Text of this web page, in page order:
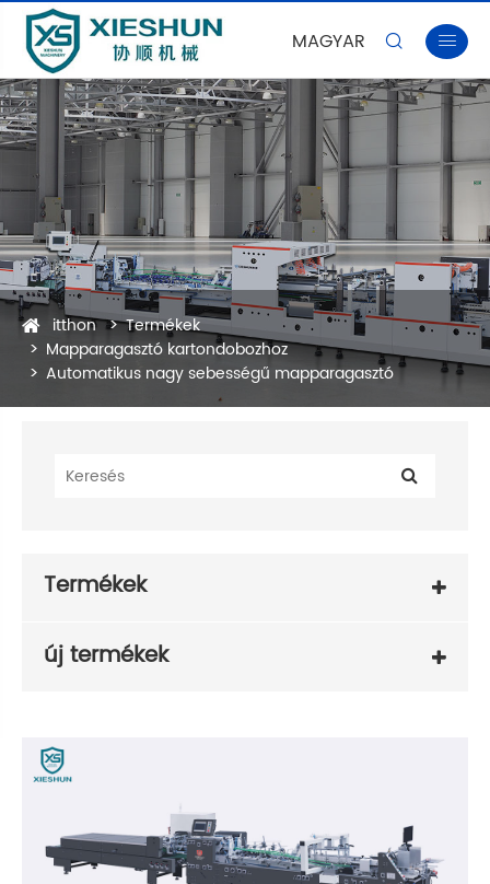
MAGYAR  
itthon
Termékek
Mapparagasztó kartondobozhoz
Automatikus nagy sebességű mapparagasztó
Termékek
új termékek